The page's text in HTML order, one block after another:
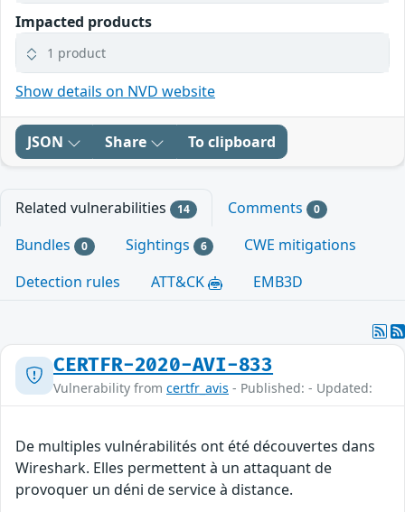
Impacted products
1 product
Show details on NVD website
JSON Share To clipboard
Related vulnerabilities 14 Comments 0
Bundles 0 Sightings 6
CWE mitigations
Detection rules
ATT&CK EMB3D
CERTFR-2020-AVI-833
Vulnerability from certfr_avis - Published: - Updated:
De multiples vulnérabilités ont été découvertes dans
Wireshark. Elles permettent à un attaquant de
provoquer un déni de service à distance.